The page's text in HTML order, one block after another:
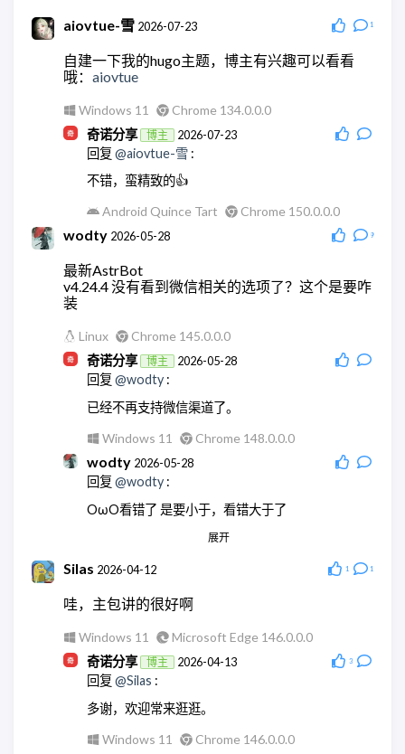
aiovtue-雪 2026-07-23 1
自建一下我的hugo主题，博主有兴趣可以看看
哦： aiovtue
Windows 11
Chrome 134.0.0.0
奇诺分享
博主 2026-07-23
回复 @aiovtue-雪 :
不错，蛮精致的👍
Android Quince Tart Chrome 150.0.0.0
wodty 2026-05-28 9
最新AstrBot
v4.24.4 没有看到微信相关的选项了？这个是要咋
装
Linux
Chrome 145.0.0.0
奇诺分享
博主 2026-05-28
回复 @wodty :
已经不再支持微信渠道了。
Windows 11 Chrome 148.0.0.0
wodty 2026-05-28
回复 @wodty :
OωO看错了 是要小于，看错大于了
Chrome 145.0.0.0
wodty 2026-05-28
现在微信机器人都没法玩了
Linux
Chrome 145.0.0.0
奇诺分享
博主 2026-05-28
回复@wodty
😄没错
Windows 11
Chrome 148.0.0.0
展开
Silas 2026-04-12 1 1
哇，主包讲的很好啊
Windows 11
Microsoft Edge 146.0.0.0
奇诺分享
博主 2026-04-13 3
回复 @Silas :
多谢，欢迎常来逛逛。
Windows 11 Chrome 146.0.0.0